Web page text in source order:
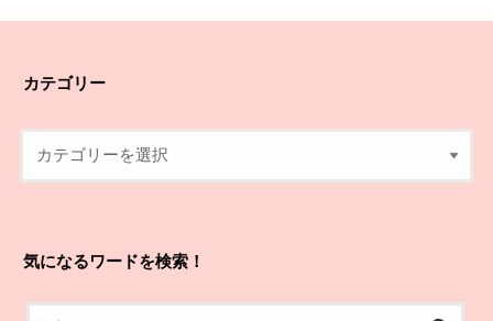
カテゴリー
気になるワードを検索！